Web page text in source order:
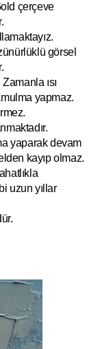
çerçeve
görsel
ısı
a yapmaz.
tadır.
yaparak devam
kayıp olmaz.
uzun yıllar